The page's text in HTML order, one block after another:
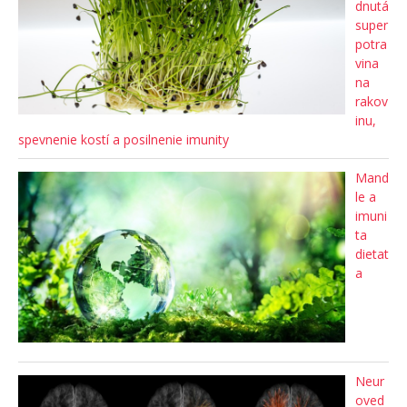
dnutá
super
potra
vina
na
rakov
inu,
spevnenie kostí a posilnenie imunity
Mand
le a
imuni
ta
dietat
a
Neur
oved